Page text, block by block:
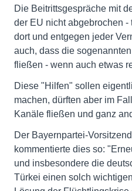
Die Beitrittsgespräche mit
der EU nicht abgebrochen
dort und entgegen jeder
auch, dass die
fließen - wenn auch etwas
Diese "Hilfen" sollen
machen, dürften aber im
Kanäle fließen und ganz
Der Bayernpartei-
kommentierte dies so:
und insbesondere die
Türkei einen solch